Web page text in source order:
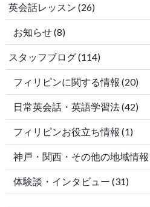
英会話レッスン (26)
お知らせ(8)
スタッフブログ(114)
フィリピンに関する情報 (20)
日常英会話・英語学習法(42)
フィリピンお役立ち情報 (1)
神戸・関西・その他の地域情報
体験談・インタビュー (31)